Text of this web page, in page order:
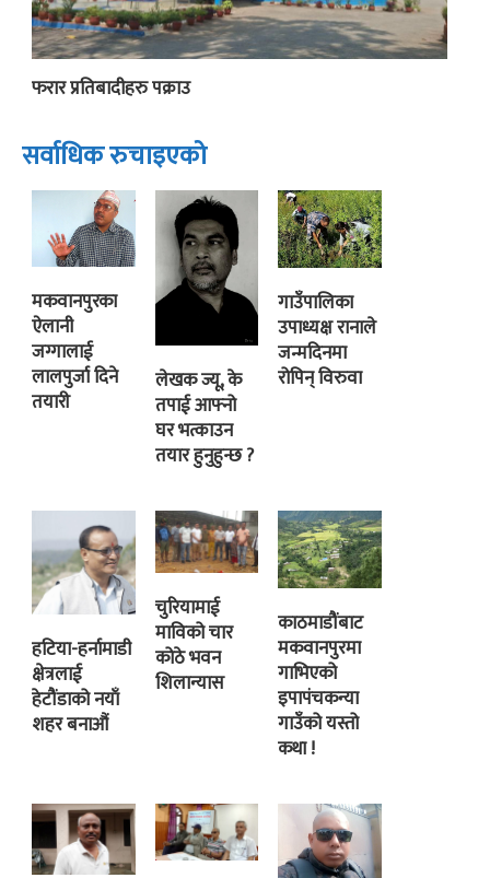
फरार प्रतिबादीहरु पक्राउ
सर्वाधिक रुचाइएको
मकवानपुरका
ऐलानी
जग्गालाई
लालपुर्जा दिने
तयारी
लेखक ज्यू, के
तपाई आफ्नो
घर भत्काउन
तयार हुनुहुन्छ ?
गाउँपालिका
उपाध्यक्ष रानाले
जन्मदिनमा
रोपिन् विरुवा
हटिया-हर्नामाडी
क्षेत्रलाई
हेटौंडाको नयाँ
शहर बनाऔं
चुरियामाई
माविको चार
कोठे भवन
शिलान्यास
काठमाडौंबाट
मकवानपुरमा
गाभिएको
इपापंचकन्या
गाउँको यस्तो
कथा !